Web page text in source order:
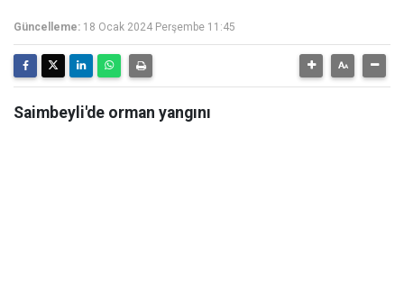
Güncelleme: 18 Ocak 2024 Perşembe 11:45
Saimbeyli'de orman yangını